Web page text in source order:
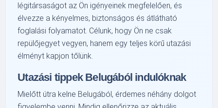
légitársaságot az Ön igényeinek megfelelően, és
élvezze a kényelmes, biztonságos és átlátható
foglalási folyamatot. Célunk, hogy Ön ne csak
repülőjegyet vegyen, hanem egy teljes körű utazási
élményt kapjon tőlünk.
Utazási tippek Belugából indulóknak
Mielőtt útra kelne Belugából, érdemes néhány dolgot